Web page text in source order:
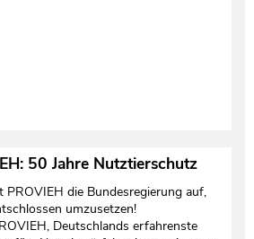
50 Jahre Nutztierschutz
PROVIEH die Bundesregierung auf,
umzusetzen!
Deutschlands erfahrenste